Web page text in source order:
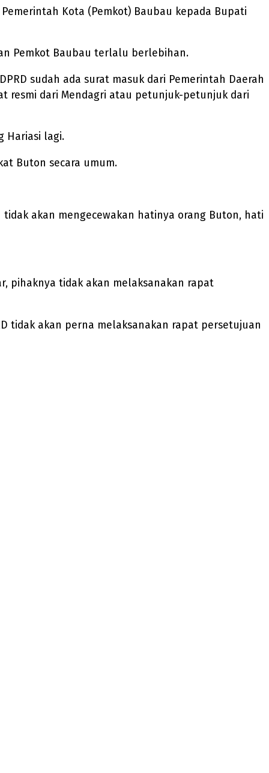
Kota (Pemkot) Baubau kepada Bupati
Pemkot Baubau terlalu berlebihan.
sudah ada surat masuk dari Pemerintah Daerah
resmi dari Mendagri atau petunjuk-petunjuk dari
Hariasi lagi.
Buton secara umum.
akan mengecewakan hatinya orang Buton, hati
pihaknya tidak akan melaksanakan rapat
tidak akan perna melaksanakan rapat persetujuan